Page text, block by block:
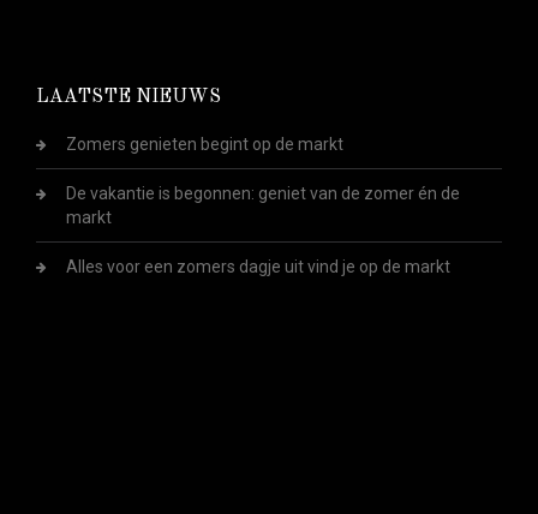
LAATSTE NIEUWS
Zomers genieten begint op de markt
De vakantie is begonnen: geniet van de zomer én de
markt
Alles voor een zomers dagje uit vind je op de markt